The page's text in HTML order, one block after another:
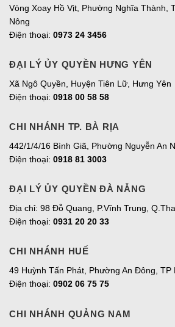
Vòng Xoay Hồ Vịt, Phường Nghĩa Thành,
Nông
Điện thoại: 0973 24 3456
ĐẠI LÝ ỦY QUYỀN HƯNG YÊN
Xã Ngô Quyền, Huyện Tiên Lữ, Hưng Yên
Điện thoại: 0918 00 58 58
CHI NHÁNH TP. BÀ RỊA
442/1/4/16 Bình Giã, Phường Nguyễn An
Điện thoại: 0918 81 3003
ĐẠI LÝ ỦY QUYỀN ĐÀ NẴNG
Địa chỉ: 98 Đỗ Quang, P.Vĩnh Trung,
Điện thoại: 0931 20 20 33
CHI NHÁNH HUẾ
49 Huỳnh Tấn Phát, Phường An Đông, TP
Điện thoại: 0902 06 75 75
CHI NHÁNH QUẢNG NAM